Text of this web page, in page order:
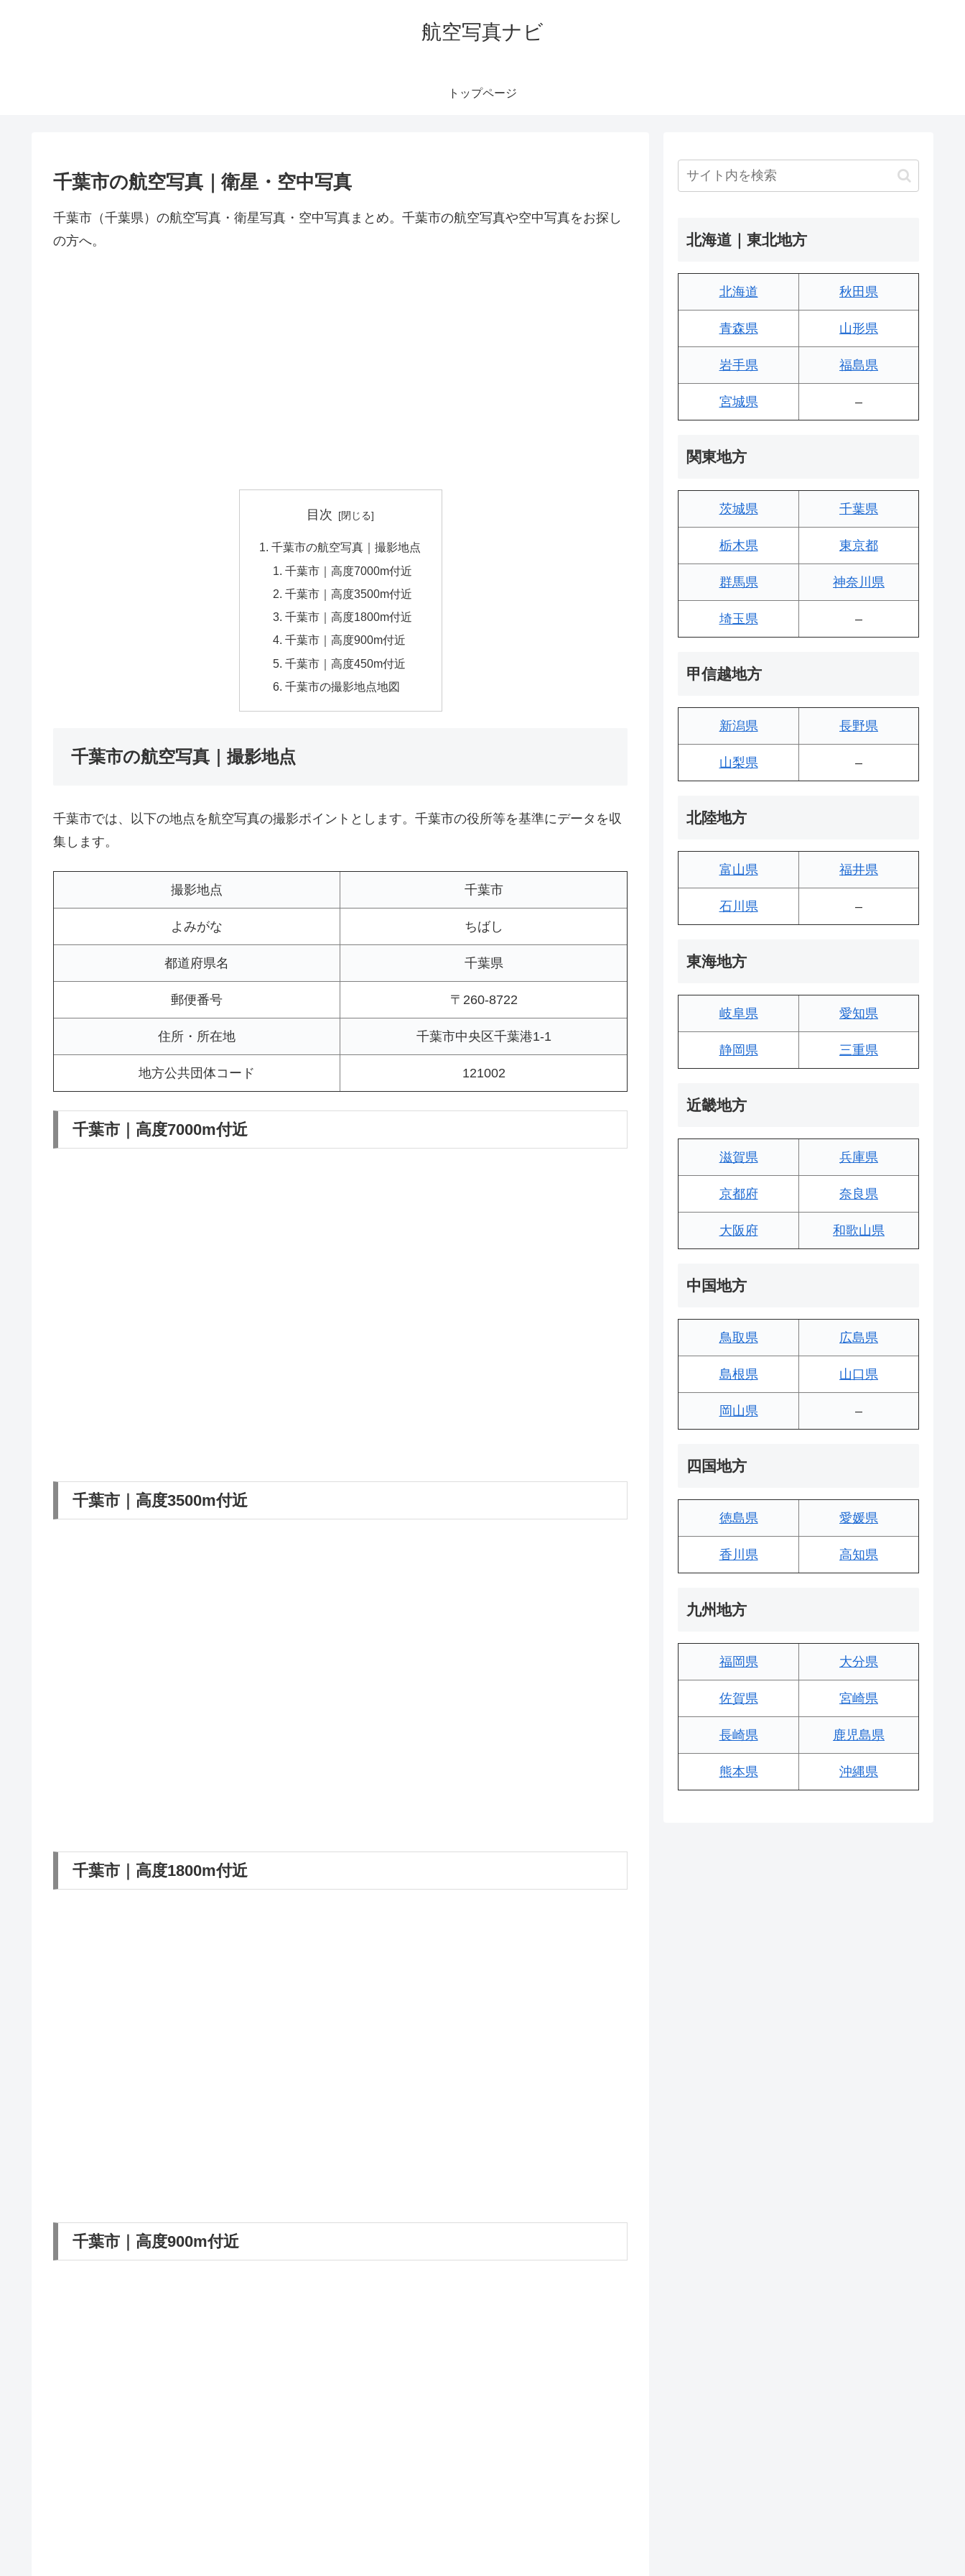
航空写真ナビ
トップページ
千葉市の航空写真｜衛星・空中写真
千葉市（千葉県）の航空写真・衛星写真・空中写真まとめ。千葉市の航空写真や空中写真をお探し
の方へ。
目次
千葉市の航空写真｜撮影地点
千葉市｜高度7000m付近
千葉市｜高度3500m付近
千葉市｜高度1800m付近
千葉市｜高度900m付近
千葉市｜高度450m付近
千葉市の撮影地点地図
千葉市の航空写真｜撮影地点
千葉市では、以下の地点を航空写真の撮影ポイントとします。千葉市の役所等を基準にデータを収
集します。
撮影地点 千葉市
よみがな ちばし
都道府県名 千葉県
郵便番号 〒260-8722
住所・所在地 千葉市中央区千葉港1-1
地方公共団体コード 121002
千葉市｜高度7000m付近
千葉市｜高度3500m付近
千葉市｜高度1800m付近
千葉市｜高度900m付近
北海道｜東北地方
北海道 秋田県
青森県 山形県
岩手県 福島県
宮城県 –
関東地方
茨城県 千葉県
栃木県 東京都
群馬県 神奈川県
埼玉県 –
甲信越地方
新潟県 長野県
山梨県 –
北陸地方
富山県 福井県
石川県 –
東海地方
岐阜県 愛知県
静岡県 三重県
近畿地方
滋賀県 兵庫県
京都府 奈良県
大阪府 和歌山県
中国地方
鳥取県 広島県
島根県 山口県
岡山県 –
四国地方
徳島県 愛媛県
香川県 高知県
九州地方
福岡県 大分県
佐賀県 宮崎県
長崎県 鹿児島県
熊本県 沖縄県